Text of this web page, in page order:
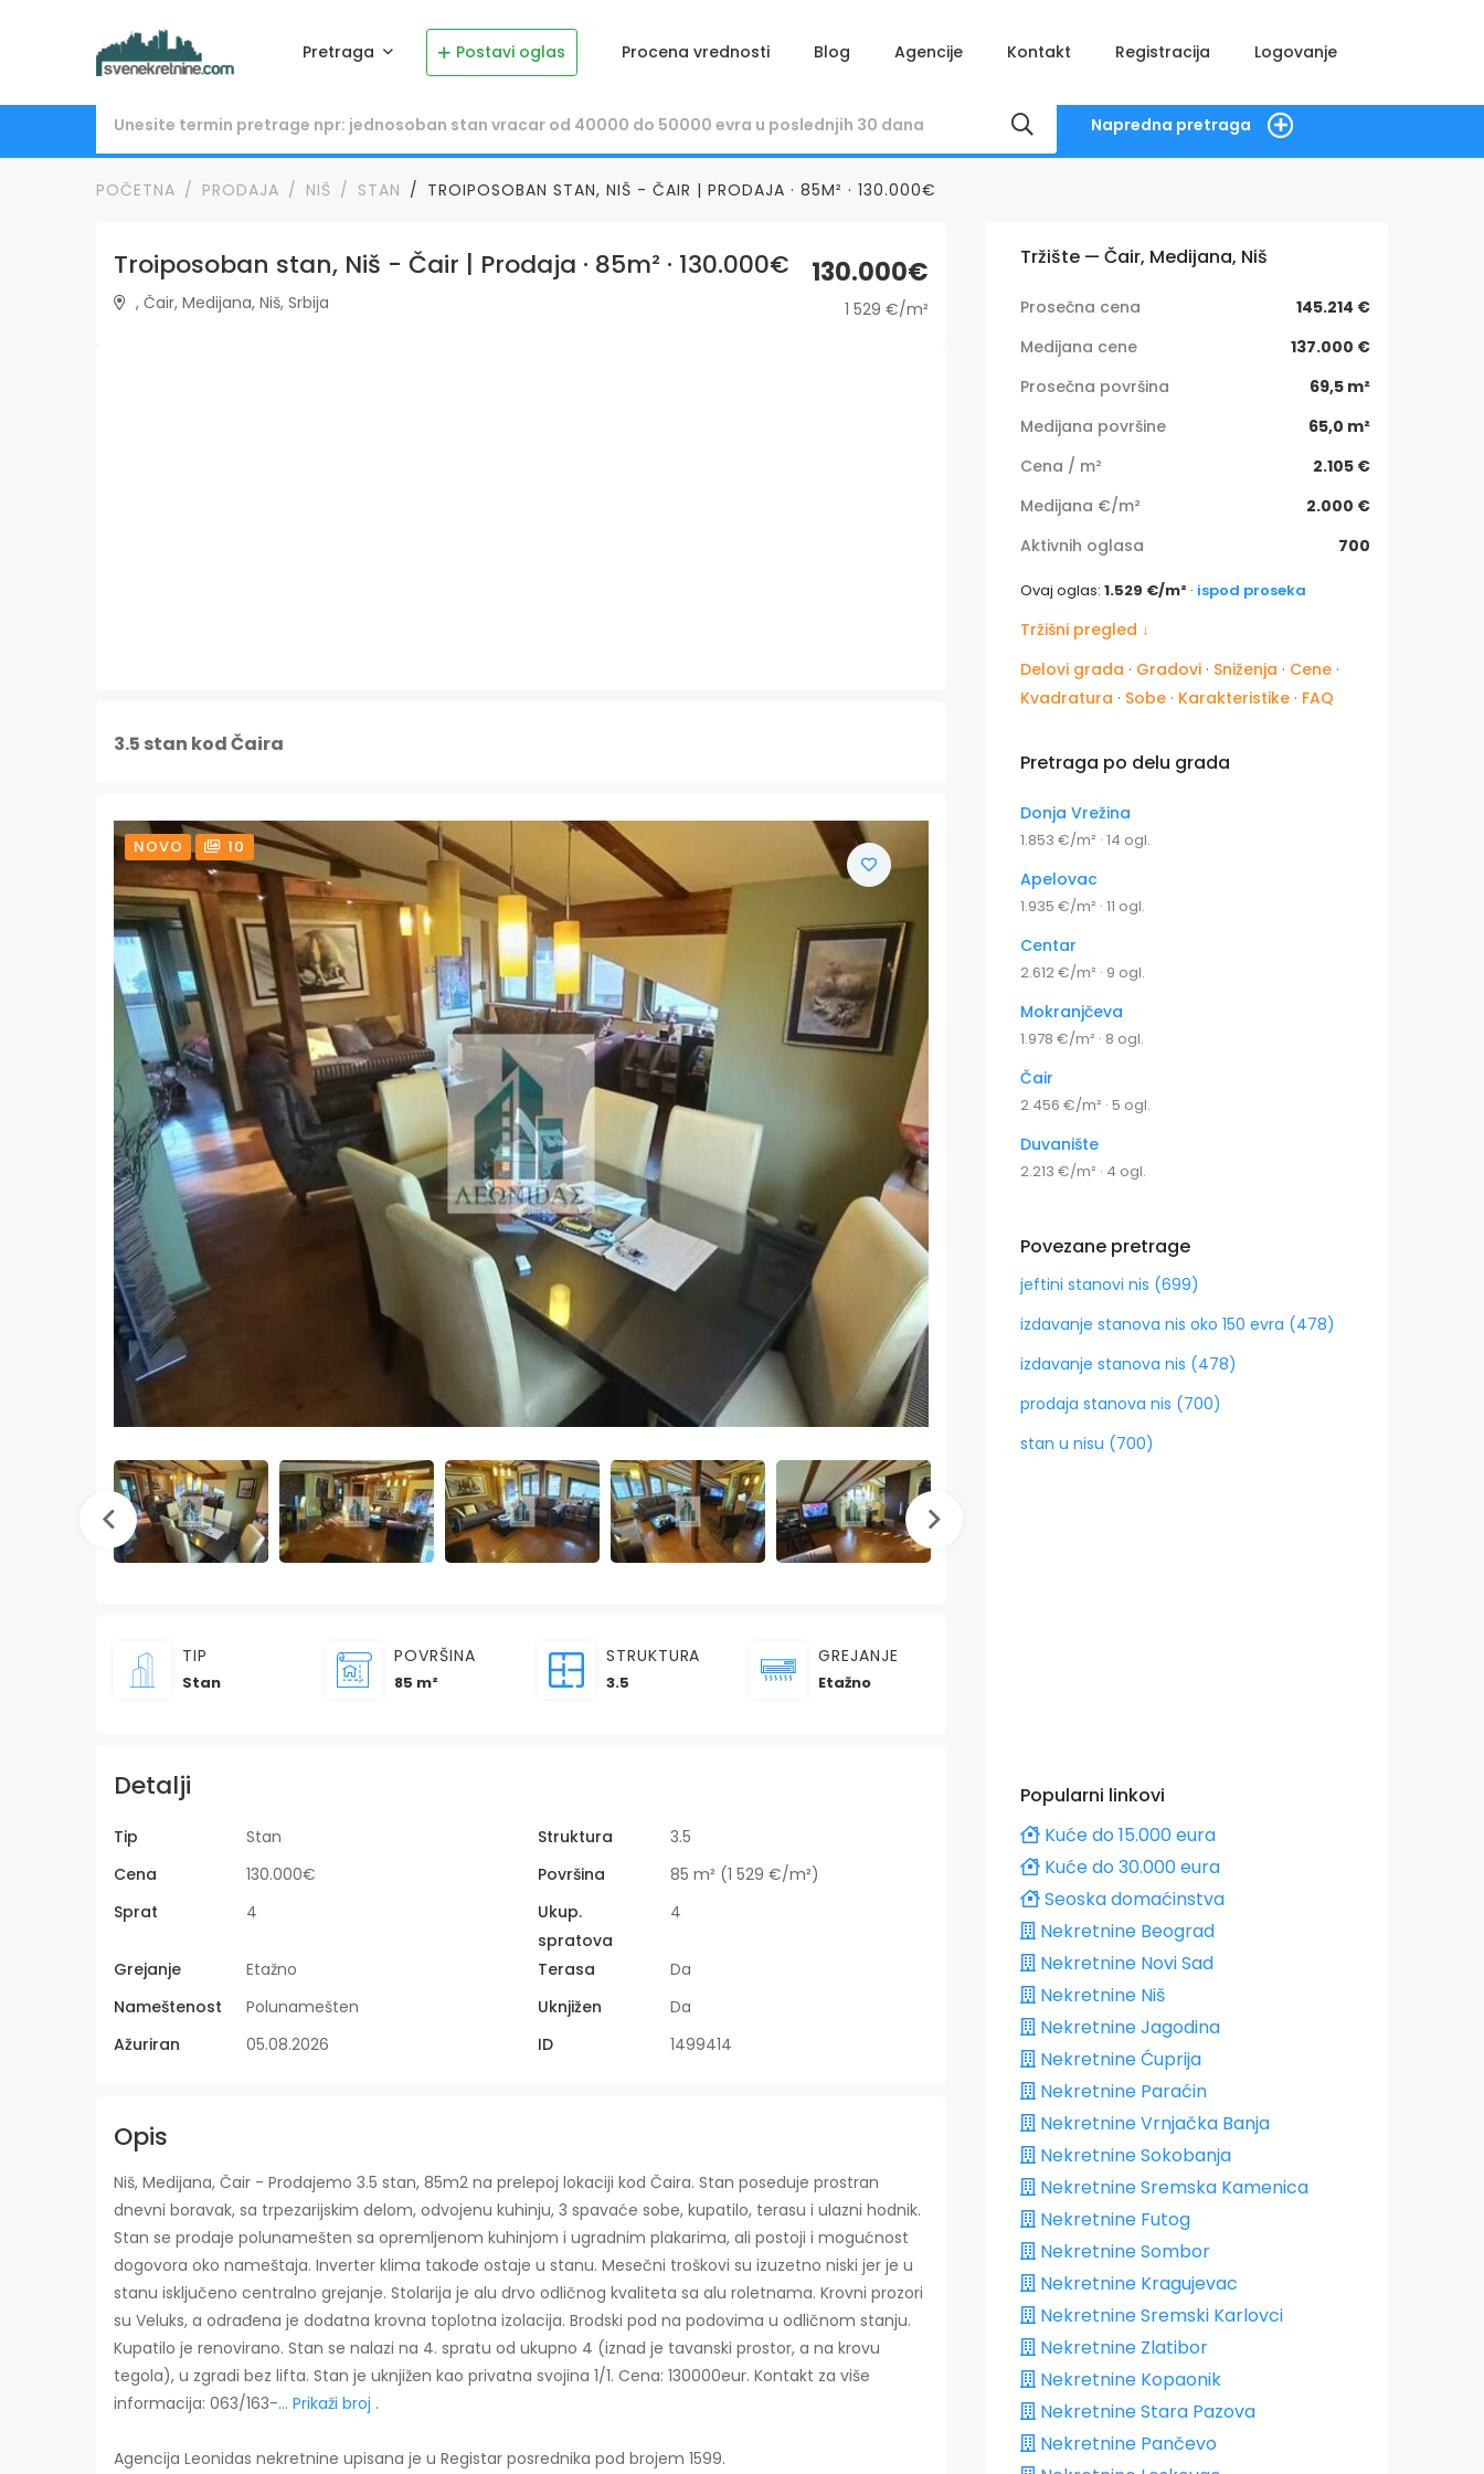
Pretraga Postavi oglas Procena vrednosti Blog Agencije Kontakt Registracija Logovanje
Napredna pretraga
POČETNA PRODAJA NIŠ STAN TROIPOSOBAN STAN, NIŠ - ČAIR | PRODAJA · 85M² · 130.000€
Troiposoban stan, Niš - Čair | Prodaja · 85m² · 130.000€
, Čair, Medijana, Niš, Srbija
130.000€
1 529 €/m²
3.5 stan kod Čaira
NOVO 10
TIP
Stan
POVRŠINA
85 m²
STRUKTURA
3.5
GREJANJE
Etažno
Detalji
Tip Stan Struktura
3.5
Cena
130.000€ Površina
85 m² (1 529 €/m²)
Sprat
4
Ukup.
spratova
4
Grejanje Etažno Terasa
Da
Nameštenost
Polunamešten Uknjižen
Da
Ažuriran
05.08.2026 ID 1499414
Opis
Niš, Medijana, Čair - Prodajemo 3.5 stan, 85m2 na prelepoj lokaciji kod Čaira. Stan poseduje prostran
dnevni boravak, sa trpezarijskim delom, odvojenu kuhinju, 3 spavaće sobe, kupatilo, terasu i ulazni hodnik.
Stan se prodaje polunamešten sa opremljenom kuhinjom i ugradnim plakarima, ali postoji i mogućnost
dogovora oko nameštaja. Inverter klima takođe ostaje u stanu. Mesečni troškovi su izuzetno niski jer je u
stanu isključeno centralno grejanje. Stolarija je alu drvo odličnog kvaliteta sa alu roletnama. Krovni prozori
su Veluks, a odrađena je dodatna krovna toplotna izolacija. Brodski pod na podovima u odličnom stanju.
Kupatilo je renovirano. Stan se nalazi na 4. spratu od ukupno 4 (iznad je tavanski prostor, a na krovu
tegola), u zgradi bez lifta. Stan je uknjižen kao privatna svojina 1/1. Cena: 130000eur. Kontakt za više
informacija: 063/163-... Prikaži broj .
Agencija Leonidas nekretnine upisana je u Registar posrednika pod brojem 1599.
Tržište — Čair, Medijana, Niš
Prosečna cena
145.214 €
Medijana cene
137.000 €
Prosečna površina
69,5 m²
Medijana površine
65,0 m²
Cena / m²
2.105 €
Medijana €/m²
2.000 €
Aktivnih oglasa
700
Ovaj oglas: 1.529 €/m² · ispod proseka
Tržišni pregled ↓
Delovi grada · Gradovi · Sniženja · Cene ·
Kvadratura · Sobe · Karakteristike · FAQ
Pretraga po delu grada
Donja Vrežina
1.853 €/m² · 14 ogl.
Apelovac
1.935 €/m² · 11 ogl.
Centar
2.612 €/m² · 9 ogl.
Mokranjčeva
1.978 €/m² · 8 ogl.
Čair
2.456 €/m² · 5 ogl.
Duvanište
2.213 €/m² · 4 ogl.
Povezane pretrage
jeftini stanovi nis (699)
izdavanje stanova nis oko 150 evra (478)
izdavanje stanova nis (478)
prodaja stanova nis (700)
stan u nisu (700)
Popularni linkovi
Kuće do 15.000 eura
Kuće do 30.000 eura
Seoska domaćinstva
Nekretnine Beograd
Nekretnine Novi Sad
Nekretnine Niš
Nekretnine Jagodina
Nekretnine Ćuprija
Nekretnine Paraćin
Nekretnine Vrnjačka Banja
Nekretnine Sokobanja
Nekretnine Sremska Kamenica
Nekretnine Futog
Nekretnine Sombor
Nekretnine Kragujevac
Nekretnine Sremski Karlovci
Nekretnine Zlatibor
Nekretnine Kopaonik
Nekretnine Stara Pazova
Nekretnine Pančevo